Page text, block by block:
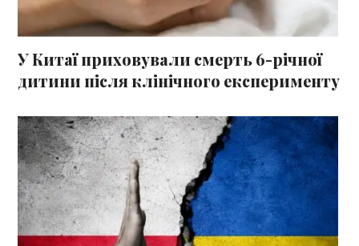
У Китаї приховували смерть 6-річної
дитини після клінічного експерименту